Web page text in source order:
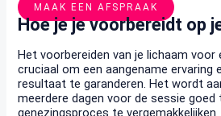
MAAK EEN AFSPRAAK
Hoe je je voorbereidt op
Het voorbereiden van je lichaam
cruciaal om een aangename ervaring
resultaat te garanderen. Het wordt
meerdere dagen voor de sessie
genezingsproces te vergemakkelijken.